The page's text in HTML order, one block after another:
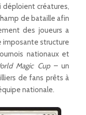
déploient créatures,
de bataille afin
des joueurs a
imposante structure
nationaux et
Magic Cup– un
de fans prêts à
nationale.